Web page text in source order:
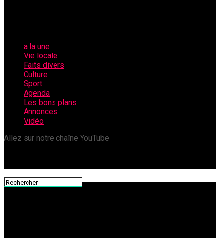
a la une
Vie locale
Faits divers
Culture
Sport
Agenda
Les bons plans
Annonces
Vidéo
Allez sur notre chaîne YouTube